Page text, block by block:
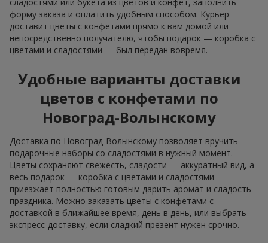
форму заказа и оплатить удобным способом. Курьер
доставит цветы с конфетами прямо к вам домой или
непосредственно получателю, чтобы подарок — коробка с
цветами и сладостями — был передан вовремя.
Удобные варианты доставки
цветов с конфетами по
Новоград-Волынскому
Доставка по Новоград-Волынскому позволяет вручить
подарочные наборы со сладостями в нужный момент.
Цветы сохраняют свежесть, сладости — аккуратный вид, а
весь подарок — коробка с цветами и сладостями —
приезжает полностью готовым дарить аромат и сладость
праздника. Можно заказать цветы с конфетами с
доставкой в ближайшее время, день в день, или выбрать
экспресс-доставку, если сладкий презент нужен срочно.